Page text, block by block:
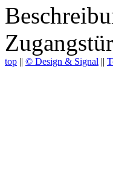
top || © Design & Signal ||